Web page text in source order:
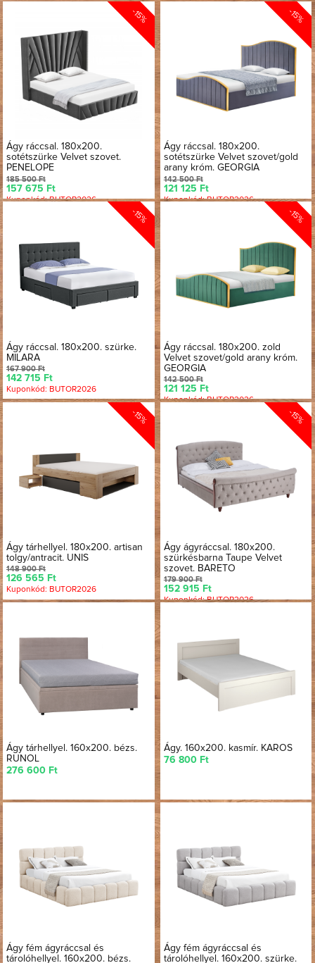
-15%
Ágy ráccsal. 180x200.
sotétszürke Velvet szovet.
PENELOPE
185 500 Ft
157 675 Ft
Kuponkód: BUTOR2026
-15%
Ágy ráccsal. 180x200.
sotétszürke Velvet szovet/gold
arany króm. GEORGIA
142 500 Ft
121 125 Ft
Kuponkód: BUTOR2026
-15%
Ágy ráccsal. 180x200. szürke.
MILARA
167 900 Ft
142 715 Ft
Kuponkód: BUTOR2026
-15%
Ágy ráccsal. 180x200. zold
Velvet szovet/gold arany króm.
GEORGIA
142 500 Ft
121 125 Ft
Kuponkód: BUTOR2026
-15%
Ágy tárhellyel. 180x200. artisan
tolgy/antracit. UNIS
148 900 Ft
126 565 Ft
Kuponkód: BUTOR2026
-15%
Ágy ágyráccsal. 180x200.
szürkésbarna Taupe Velvet
szovet. BARETO
179 900 Ft
152 915 Ft
Kuponkód: BUTOR2026
Ágy tárhellyel. 160x200. bézs.
RUNOL
276 600 Ft
Ágy. 160x200. kasmír. KAROS
76 800 Ft
Ágy fém ágyráccsal és
tárolóhellyel. 160x200. bézs.
Ágy fém ágyráccsal és
tárolóhellyel. 160x200. szürke.